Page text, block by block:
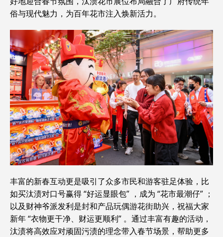
俗与现代魅力，为百年花市注入焕新活力。
丰富的新春互动更是吸引了众多市民和游客驻足体验，比
如买汰渍对口号赢得 “好运显眼包” ，成为 “花市最潮仔” ；
以及财神爷派发利是封和产品玩偶游花街助兴，祝福大家
新年 “衣物更干净、财运更顺利” 。通过丰富有趣的活动，
汰渍将高效应对顽固污渍的理念带入春节场景，帮助更多